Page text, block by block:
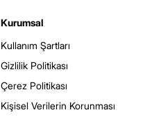
Kurumsal
Kullanım Şartları
Gizlilik Politikası
Çerez Politikası
Kişisel Verilerin Korunması